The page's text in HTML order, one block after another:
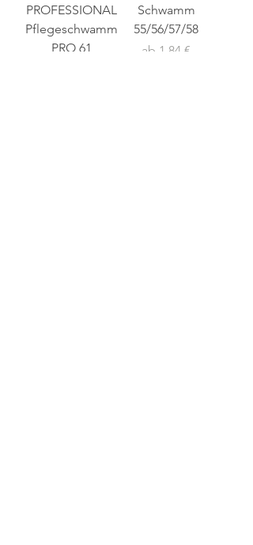
PROFESSIONAL
Pflegeschwamm
PRO 61
Schwamm
55/56/57/58
ab 1,84 €
Sale-Preis